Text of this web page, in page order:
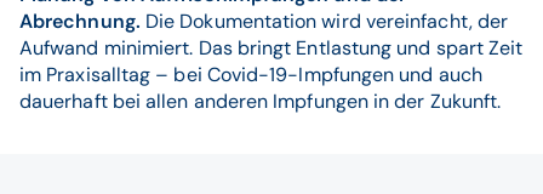
Abrechnung. Die Dokumentation wird vereinfacht, der
Aufwand minimiert. Das bringt Entlastung und spart Zeit
im Praxisalltag – bei Covid-19-Impfungen und auch
dauerhaft bei allen anderen Impfungen in der Zukunft.